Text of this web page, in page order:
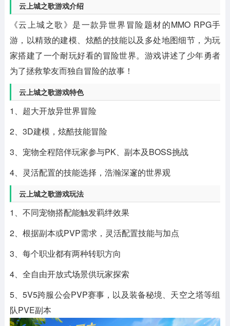
云上城之歌游戏介绍
《云上城之歌》是一款异世界冒险题材的MMO RPG手
游，以精致的建模、炫酷的技能以及多处地图细节，为玩
家搭建了一个耐玩好看的冒险世界。游戏讲述了少年勇者
为了拯救挚友而独自冒险的故事！
云上城之歌游戏特色
1、超大开放异世界冒险
2、3D建模，炫酷技能冒险
3、宠物全程陪伴玩家参与PK、副本及BOSS挑战
4、灵活配置的技能选择，浩瀚深邃的世界观
云上城之歌游戏玩法
1、不同宠物搭配能触发羁绊效果
2、根据副本或PVP需求，灵活配置技能与加点
3、每个职业都有两种转职方向
4、全自由开放式场景供玩家探索
5、5V5跨服公会PVP赛事，以及装备秘境、天空之塔等组
队PVE副本